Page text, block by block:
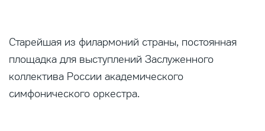
Старейшая из филармоний страны, постоянная
площадка для выступлений Заслуженного
коллектива России академического
симфонического оркестра.